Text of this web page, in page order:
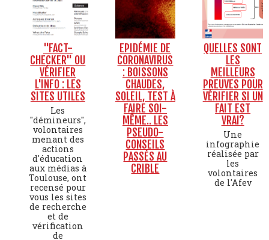
"FACT-
CHECKER" OU
VÉRIFIER
L'INFO : LES
SITES UTILES
Les
"démineurs",
volontaires
menant des
actions
d'éducation
aux médias à
Toulouse, ont
recensé pour
vous les sites
de recherche
et de
vérification
de
EPIDÉMIE DE
CORONAVIRUS
: BOISSONS
CHAUDES,
SOLEIL, TEST À
FAIRE SOI-
MÊME.. LES
PSEUDO-
CONSEILS
PASSÉS AU
CRIBLE
QUELLES SONT
LES
MEILLEURS
PREUVES POUR
VÉRIFIER SI UN
FAIT EST
VRAI?
Une
infographie
réalisée par
les
volontaires
de l'Afev